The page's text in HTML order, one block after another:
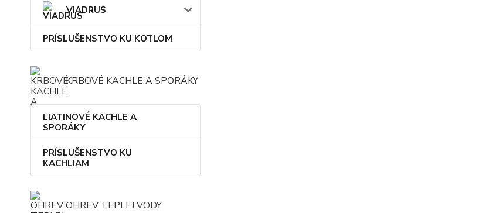
VIADRUS
PRÍSLUŠENSTVO KU KOTLOM
KRBOVÉ KACHLE A SPORÁKY
LIATINOVÉ KACHLE A
SPORÁKY
PRÍSLUŠENSTVO KU
KACHLIAM
OHREV TEPLEJ VODY